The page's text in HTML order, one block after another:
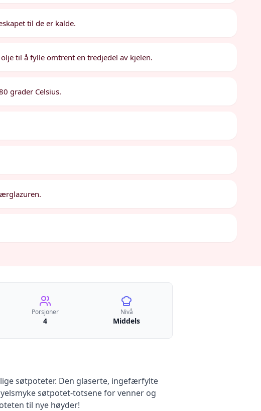
til de er kalde.
til å fylle omtrent en tredjedel av kjelen.
grader Celsius.
Porsjoner
4
Nivå
Middels
søtpoteter. Den glaserte, ingefærfylte
søtpotet-totsene for venner og
til nye høyder!